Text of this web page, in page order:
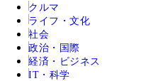
クルマ
ライフ・文化
社会
政治・国際
経済・ビジネス
IT・科学